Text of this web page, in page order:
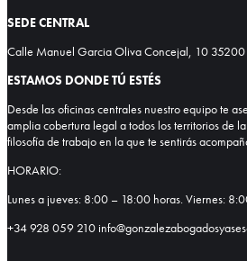
SEDE CENTRAL
Calle Manuel Garcia Oliva Concejal, 10 35200
ESTAMOS DONDE TÚ ESTÉS
Desde las oficinas centrales nuestro equipo te
amplia cobertura legal a todos los territorios de
filosofía de trabajo en la que te sentirás
HORARIO:
Lunes a jueves: 8:00 – 18:00 horas. Viernes:
+34 928 059 210